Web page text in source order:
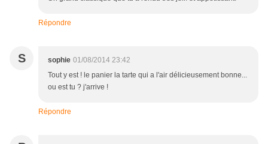
Répondre
S sophie 01/08/2014 23:42
Tout y est ! le panier la tarte qui a l'air délicieusement bonne...
ou est tu ? j'arrive !
Répondre